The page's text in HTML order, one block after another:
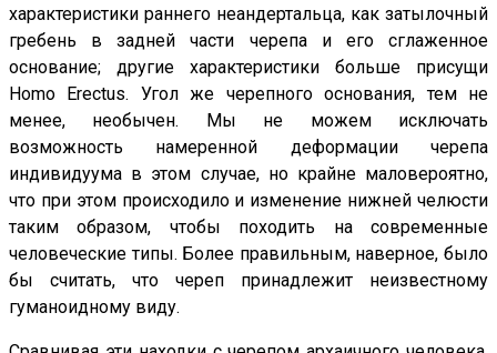
характеристики раннего неандертальца, как затылочный
гребень в задней части черепа и его сглаженное
основание; другие характеристики больше присущи
Homo Erectus. Угол же черепного основания, тем не
менее, необычен. Мы не можем исключать
возможность намеренной деформации черепа
индивидуума в этом случае, но крайне маловероятно,
что при этом происходило и изменение нижней челюсти
таким образом, чтобы походить на современные
человеческие типы. Более правильным, наверное, было
бы считать, что череп принадлежит неизвестному
гуманоидному виду.